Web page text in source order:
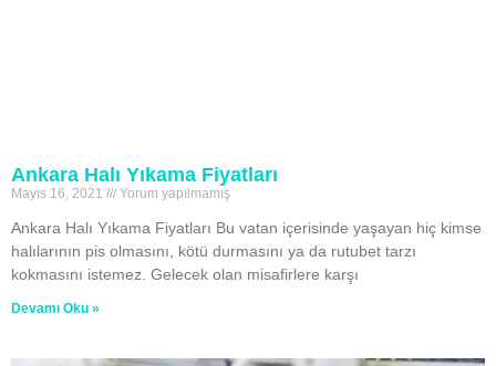
Ankara Halı Yıkama Fiyatları
Mayıs 16, 2021 Yorum yapılmamış
Ankara Halı Yıkama Fiyatları Bu vatan içerisinde yaşayan hiç kimse
halılarının pis olmasını, kötü durmasını ya da rutubet tarzı
kokmasını istemez. Gelecek olan misafirlere karşı
Devamı Oku »